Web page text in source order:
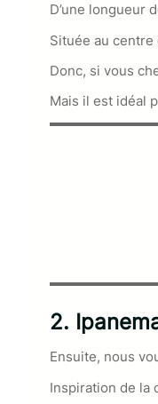
D’une longueur
Située au
Donc, si vous
Mais il est idéal
2.
Ensuite, nous
Inspiration de la